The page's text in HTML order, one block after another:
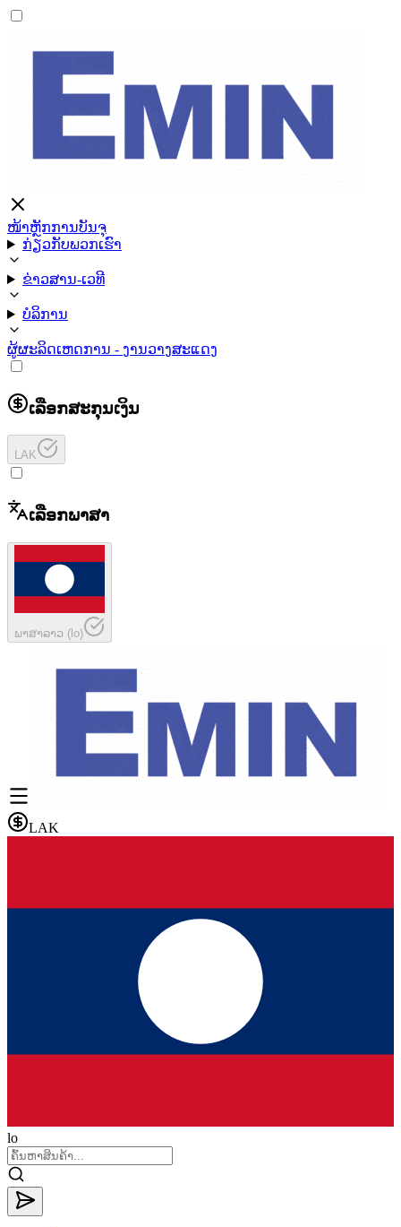
ໜ້າຫຼັກການບັນຈຸ
ກ່ຽວກັບພວກເຮົາ
ຂ່າວສານ-ເວທີ
ບໍລິການ
ຜູ້ຜະລິດເຫດການ - ງານວາງສະແດງ
ເລືອກສະກຸນເງິນ
LAK
ເລືອກພາສາ
ພາສາລາວ (lo)
LAK
lo